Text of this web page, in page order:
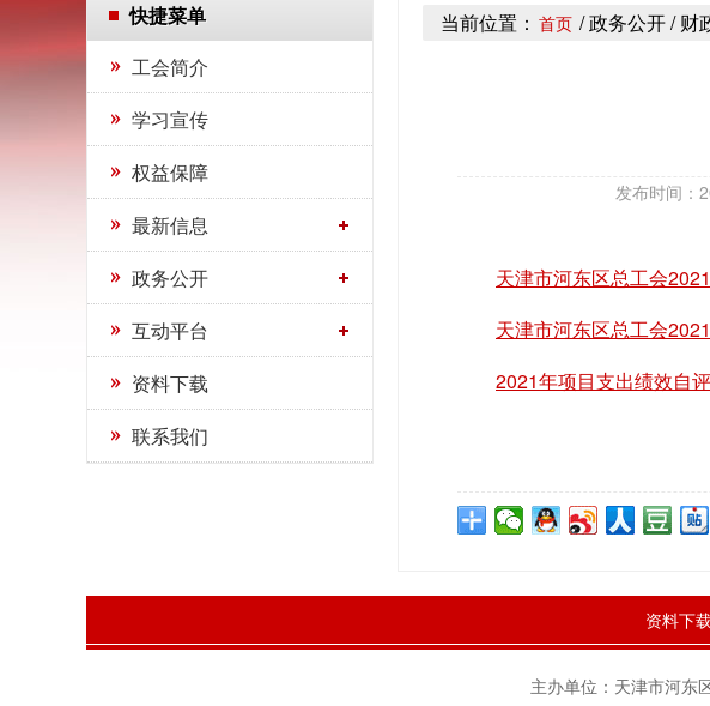
关于举办“中国梦·劳动美” 2024年河东区职工摄影比赛的通知
关于开展2024年“千人千企”职工培训活动的通知
快捷菜单
工会简介
学习宣传
权益保障
最新信息
政务公开
互动平台
资料下载
联系我们
当前位置： 首页 / 政务公开 / 财
发布时间：
天津市河东区总工会
天津市河东区总工会
2021年项目支出绩效自
资料下
主办单位：天津市河东